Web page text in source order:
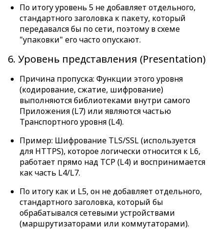
По итогу уровень 5 не добавляет отдельного,
стандартного заголовка к пакету, который
передавался бы по сети, поэтому в схеме
"упаковки" его часто опускают.
6. Уровень представления (Presentation)
Причина пропуска: Функции этого уровня
(кодирование, сжатие, шифрование)
выполняются библиотеками внутри самого
Приложения (L7) или являются частью
Транспортного уровня (L4).
Пример: Шифрование TLS/SSL (используется
для HTTPS), которое логически относится к L6,
работает прямо над TCP (L4) и воспринимается
как часть L4/L7.
По итогу как и L5, он не добавляет отдельного,
стандартного заголовка, который бы
обрабатывался сетевыми устройствами
(маршрутизаторами или коммутаторами).